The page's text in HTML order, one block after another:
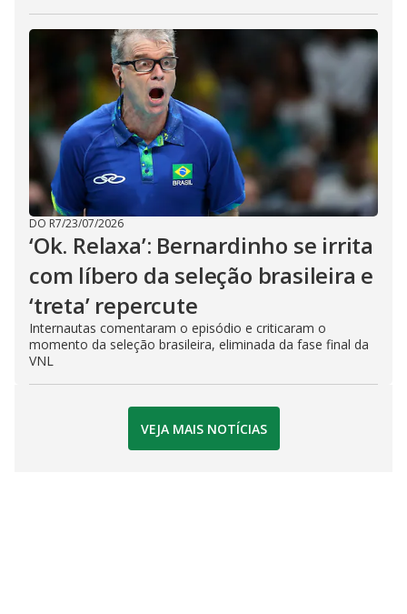
DO R7/23/07/2026
‘Ok. Relaxa’: Bernardinho se irrita
com líbero da seleção brasileira e
‘treta’ repercute
Internautas comentaram o episódio e criticaram o
momento da seleção brasileira, eliminada da fase final da
VNL
VEJA MAIS NOTÍCIAS